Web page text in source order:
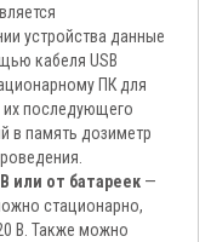
устройства данные
кабеля USB
ПК для
их последующего
в память дозиметр
или от батареек —
стационарно,
В. Также можно